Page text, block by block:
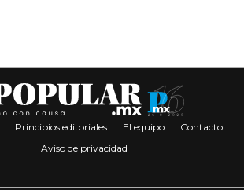
Principios editoriales El equipo
Contacto
Aviso de privacidad